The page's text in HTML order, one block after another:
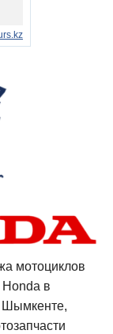
мотоциклов
в
Шымкенте,